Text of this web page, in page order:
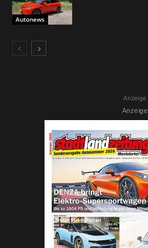
Autonews
Anzeige
Anzeige